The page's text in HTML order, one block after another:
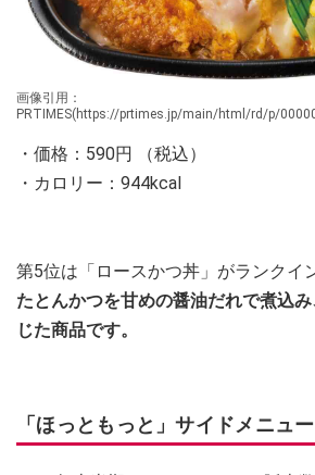
画像引用：
PRTIMES(https://prtimes.jp/main/html/rd/p/
・価格：590円 （税込）
・カロリー：944kcal
第5位は「ロースかつ丼」がランクイ
たとんかつを甘めの醤油だれで煮込
じた商品です。
「ほっともっと」サイドメニュ